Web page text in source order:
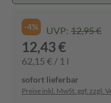
-4% UVP: 12,95 €
12,43 €
62,15 € / 1 l
sofort lieferbar
Preise inkl. MwSt. ggf. zzgl.